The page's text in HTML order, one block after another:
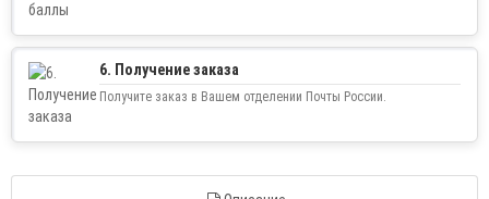
6. Получение заказа
Получите заказ в Вашем отделении Почты России.